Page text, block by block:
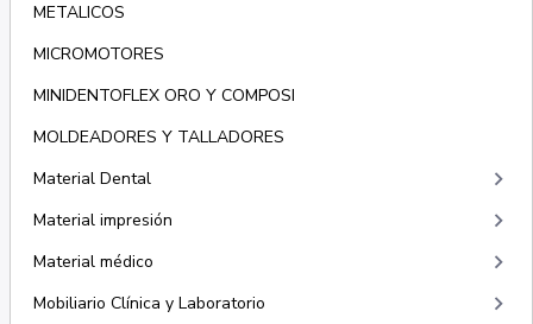
METALICOS
MICROMOTORES
MINIDENTOFLEX ORO Y COMPOSI
MOLDEADORES Y TALLADORES
Material Dental
keyboard_arrow_right
Material impresión keyboard_arrow_right
Material médico keyboard_arrow_right
Mobiliario Clínica y Laboratorio keyboard_arrow_right